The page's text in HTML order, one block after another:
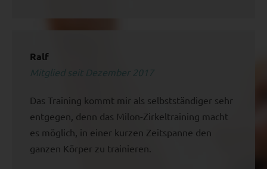
Ralf
Mitglied seit Dezember 2017
Das Training kommt mir als selbstständiger sehr
entgegen, denn das Milon-Zirkeltraining macht
es möglich, in einer kurzen Zeitspanne den
ganzen Körper zu trainieren.